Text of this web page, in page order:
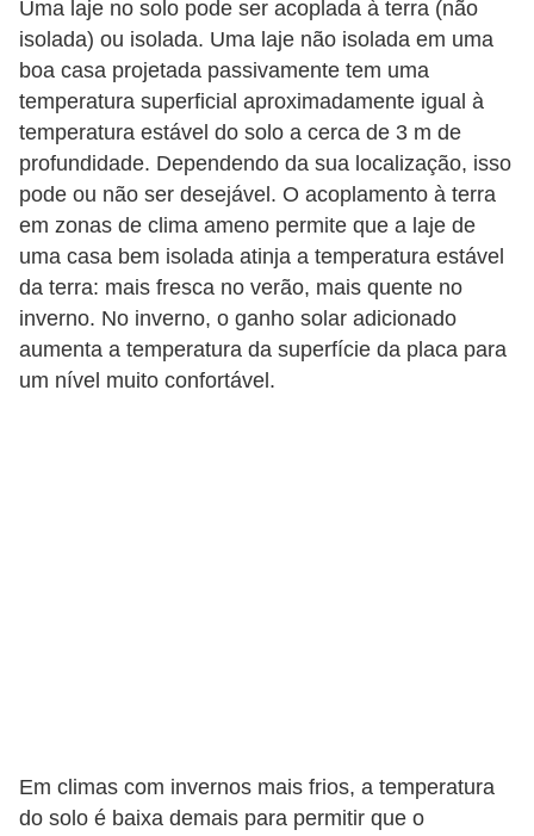
Uma laje no solo pode ser acoplada à terra (não
isolada) ou isolada. Uma laje não isolada em uma
boa casa projetada passivamente tem uma
temperatura superficial aproximadamente igual à
temperatura estável do solo a cerca de 3 m de
profundidade. Dependendo da sua localização, isso
pode ou não ser desejável. O acoplamento à terra
em zonas de clima ameno permite que a laje de
uma casa bem isolada atinja a temperatura estável
da terra: mais fresca no verão, mais quente no
inverno. No inverno, o ganho solar adicionado
aumenta a temperatura da superfície da placa para
um nível muito confortável.
Em climas com invernos mais frios, a temperatura
do solo é baixa demais para permitir que o